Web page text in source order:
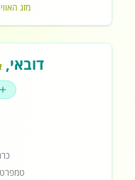
מזג
דובאי,